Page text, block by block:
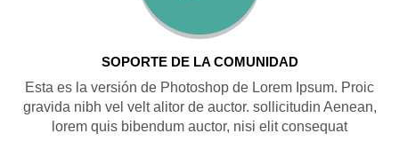
SOPORTE DE LA COMUNIDAD
Esta es la versión de Photoshop de Lorem Ipsum. Proic
gravida nibh vel velt alitor de auctor. sollicitudin Aenean,
lorem quis bibendum auctor, nisi elit consequat